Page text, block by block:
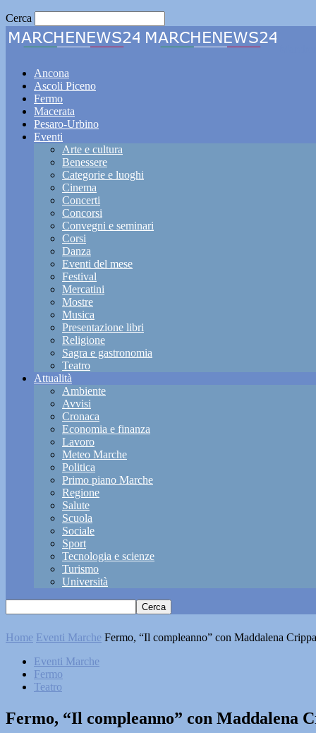
Cerca
Ancona
Ascoli Piceno
Fermo
Macerata
Pesaro-Urbino
Eventi
Arte e cultura
Benessere
Categorie e luoghi
Cinema
Concerti
Concorsi
Convegni e seminari
Corsi
Danza
Eventi del mese
Festival
Mercatini
Mostre
Musica
Presentazione libri
Religione
Sagra e gastronomia
Teatro
Attualità
Ambiente
Avvisi
Cronaca
Economia e finanza
Lavoro
Meteo Marche
Politica
Primo piano Marche
Regione
Salute
Scuola
Sociale
Sport
Tecnologia e scienze
Turismo
Università
Home Eventi Marche Fermo, “Il compleanno” con Maddalena Crippa
Eventi Marche
Fermo
Teatro
Fermo, “Il compleanno” con Maddalena